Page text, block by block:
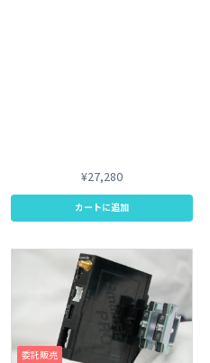
¥27,280
カートに追加
委託販売